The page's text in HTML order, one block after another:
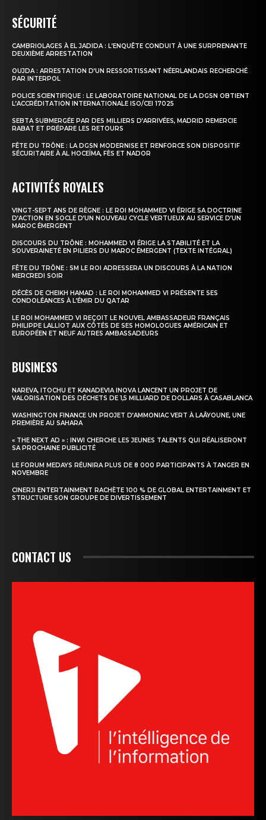
l'intelligence de
S'ABONNER MAINTENANT
Insight Publications
À propos
Formules d’abonnement
Mon compte
SÉCURITÉ
CAMBRIOLAGES À EL JADIDA : L’ENQUÊTE CONDUIT À UNE SURPRENANTE
DEUXIÈME ARRESTATION
OUJDA : ARRESTATION D’UN RESSORTISSANT NÉERLANDAIS RECHERCHÉ
PAR INTERPOL
POLICE SCIENTIFIQUE : LE LABORATOIRE NATIONAL DE LA DGSN OBTIENT
L’ACCRÉDITATION INTERNATIONALE ISO/CEI 17025
SEBTA SUBMERGÉE PAR DES MILLIERS D’ARRIVÉES, MADRID REMERCIE
RABAT ET PRÉPARE LES RETOURS
FÊTE DU TRÔNE : LA DGSN MODERNISE ET RENFORCE SON DISPOSITIF
SÉCURITAIRE À AL HOCEÏMA, FÈS ET NADOR
ACTIVITÉS ROYALES
VINGT-SEPT ANS DE RÈGNE : LE ROI MOHAMMED VI ÉRIGE SA DOCTRINE
D’ACTION EN SOCLE D’UN NOUVEAU CYCLE VERTUEUX AU SERVICE D’UN
MAROC ÉMERGENT
DISCOURS DU TRÔNE : MOHAMMED VI ÉRIGE LA STABILITÉ ET LA
SOUVERAINETÉ EN PILIERS DU MAROC ÉMERGENT (TEXTE INTÉGRAL)
FÊTE DU TRÔNE : SM LE ROI ADRESSERA UN DISCOURS À LA NATION
MERCREDI SOIR
DÉCÈS DE CHEIKH HAMAD : LE ROI MOHAMMED VI PRÉSENTE SES
CONDOLÉANCES À L’ÉMIR DU QATAR
LE ROI MOHAMMED VI REÇOIT LE NOUVEL AMBASSADEUR FRANÇAIS
PHILIPPE LALLIOT AUX CÔTÉS DE SES HOMOLOGUES AMÉRICAIN ET
EUROPÉEN ET NEUF AUTRES AMBASSADEURS
BUSINESS
NAREVA, ITOCHU ET KANADEVIA INOVA LANCENT UN PROJET DE
VALORISATION DES DÉCHETS DE 1,5 MILLIARD DE DOLLARS À CASABLANCA
WASHINGTON FINANCE UN PROJET D’AMMONIAC VERT À LAÂYOUNE, UNE
PREMIÈRE AU SAHARA
« THE NEXT AD » : INWI CHERCHE LES JEUNES TALENTS QUI RÉALISERONT
SA PROCHAINE PUBLICITÉ
LE FORUM MEDAYS RÉUNIRA PLUS DE 8 000 PARTICIPANTS À TANGER EN
NOVEMBRE
CINERJI ENTERTAINMENT RACHÈTE 100 % DE GLOBAL ENTERTAINMENT ET
STRUCTURE SON GROUPE DE DIVERTISSEMENT
CONTACT US